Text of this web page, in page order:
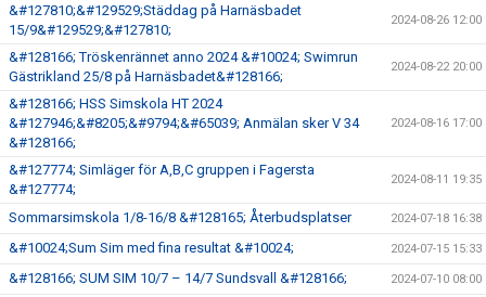
&#127810;&#129529;Städdag på Harnäsbadet
15/9&#129529;&#127810;
2024-08-26 12:00
&#128166; Tröskenrännet anno 2024 &#10024; Swimrun
Gästrikland 25/8 på Harnäsbadet&#128166;
2024-08-22 20:00
&#128166; HSS Simskola HT 2024
&#127946;&#8205;&#9794;&#65039; Anmälan sker V 34
&#128166;
2024-08-16 17:00
&#127774; Simläger för A,B,C gruppen i Fagersta
&#127774;
2024-08-11 19:35
Sommarsimskola 1/8-16/8 &#128165; Återbudsplatser 2024-07-18 16:38
&#10024;Sum Sim med fina resultat &#10024; 2024-07-15 15:33
&#128166; SUM SIM 10/7 – 14/7 Sundsvall &#128166; 2024-07-10 08:00